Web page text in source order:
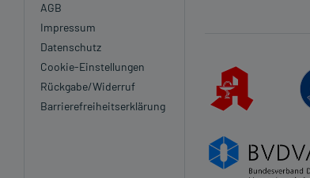
oder Apotheker:
zur saueren Seite (Azidose)
der Herzkammer (Hypertrophe
bzw. Aortenklappe)
AGB
Impressum
Datenschutz
Cookie-Einstellungen
Rückgabe/Widerruf
Barrierefreiheitserklärung